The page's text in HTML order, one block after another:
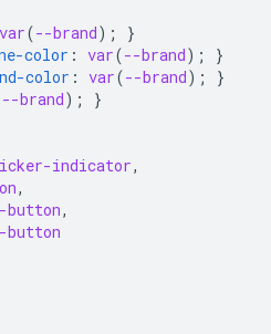
var(--brand);
}
color : var(--brand);
}
color : var(--brand);
}
--brand); }
indicator,
,
,
button